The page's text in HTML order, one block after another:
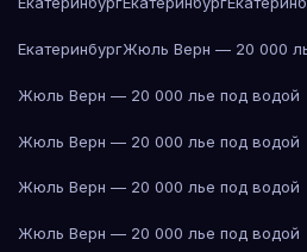
ЕкатеринбургЖюль Верн — 20 000
Жюль Верн — 20 000 лье под водой
Жюль Верн — 20 000 лье под водой
Жюль Верн — 20 000 лье под водой
Жюль Верн — 20 000 лье под водой